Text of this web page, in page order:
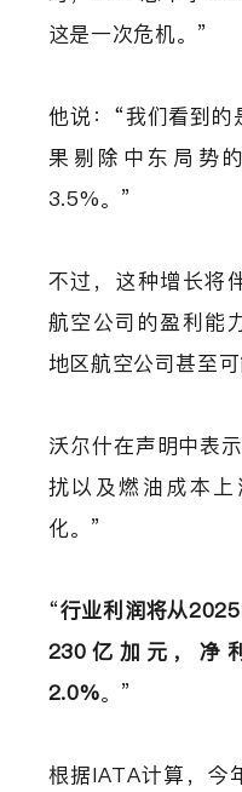
这是一次危机。”
他说：“我们看到
果剔除中东局势
3.5%。”
不过，这种增长将
航空公司的盈利能
地区航空公司甚至可
沃尔什在声明中表
扰以及燃油成本
化。”
“行业利润将从
230亿加元，净
2.0%。”
根据IATA计算，今